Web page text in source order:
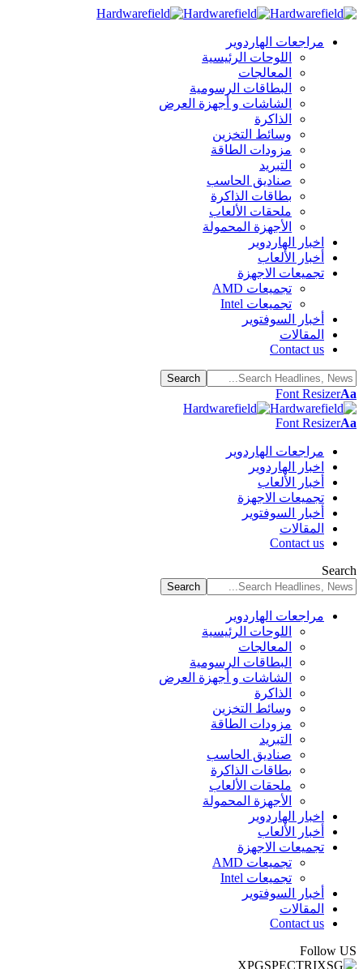
مراجعات الهاردوير
اللوحات الرئيسية
المعالجات
البطاقات الرسومية
الشاشات و أجهزة العرض
الذاكرة
وسائط التخزين
مزودات الطاقة
التبريد
صناديق الحاسب
بطاقات الذاكرة
ملحقات الألعاب
الأجهزة المحمولة
اخبار الهاردوير
أخبار الألعاب
تجميعات الاجهزة
تجميعات AMD
تجميعات Intel
أخبار السوفتوير
المقالات
Contact us
Font ResizerAa
Font ResizerAa
مراجعات الهاردوير
اخبار الهاردوير
أخبار الألعاب
تجميعات الاجهزة
أخبار السوفتوير
المقالات
Contact us
Search
مراجعات الهاردوير
اللوحات الرئيسية
المعالجات
البطاقات الرسومية
الشاشات و أجهزة العرض
الذاكرة
وسائط التخزين
مزودات الطاقة
التبريد
صناديق الحاسب
بطاقات الذاكرة
ملحقات الألعاب
الأجهزة المحمولة
اخبار الهاردوير
أخبار الألعاب
تجميعات الاجهزة
تجميعات AMD
تجميعات Intel
أخبار السوفتوير
المقالات
Contact us
Follow US